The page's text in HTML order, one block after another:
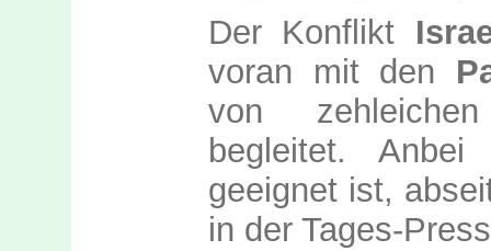
Der Konflikt
voran mit den
von zehleichen
begleitet.
geeignet ist,
in der Tages-